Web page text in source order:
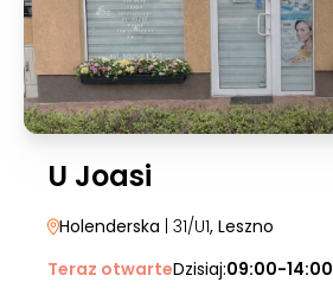
U Joasi
Holenderska | 31/U1, Leszno
Teraz otwarteDzisiaj:09:00-14:00